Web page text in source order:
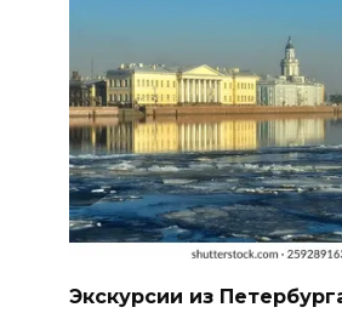
Экскурсии из